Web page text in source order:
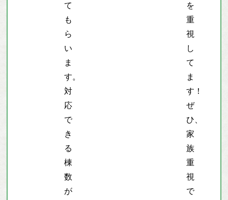
て
も
ら
い
ま
す。
対
応
で
き
る
棟
数
が
を
重
視
し
て
ま
す！
ぜ
ひ、
家
族
重
視
で